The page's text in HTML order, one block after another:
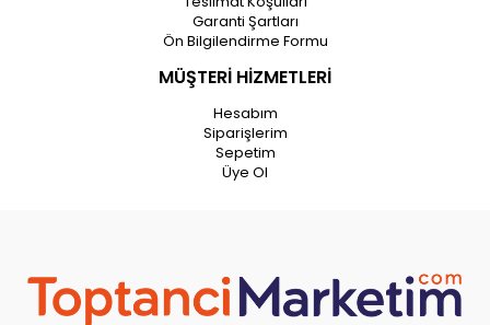
Garanti Şartları
Ön Bilgilendirme Formu
MÜŞTERİ HİZMETLERİ
Hesabım
Siparişlerim
Sepetim
Üye Ol